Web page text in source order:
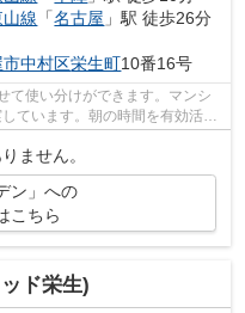
線 「名古屋 」駅 徒歩26分
市中村区栄生町10番16号
て使い分けができます。マンシ
ています。朝の時間を有効活用
ません。
ン」への
こちら
ド栄生)